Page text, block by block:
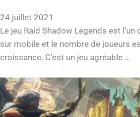
24 juillet 2021
Le jeu Raid Shadow Legends est
sur mobile et le nombre de joueurs
croissance. C’est un jeu agréable …